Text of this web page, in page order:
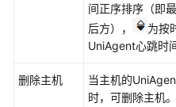
间正序排序（即
后方），
为按
UniAgent心跳时
删除主机
当主机的
时，可删除主机。